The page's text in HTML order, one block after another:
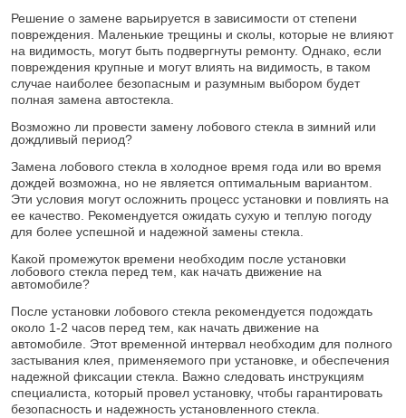
Решение о замене варьируется в зависимости от степени
повреждения. Маленькие трещины и сколы, которые не влияют
на видимость, могут быть подвергнуты ремонту. Однако, если
повреждения крупные и могут влиять на видимость, в таком
случае наиболее безопасным и разумным выбором будет
полная замена автостекла.
Возможно ли провести замену лобового стекла в зимний или
дождливый период?
Замена лобового стекла в холодное время года или во время
дождей возможна, но не является оптимальным вариантом.
Эти условия могут осложнить процесс установки и повлиять на
ее качество. Рекомендуется ожидать сухую и теплую погоду
для более успешной и надежной замены стекла.
Какой промежуток времени необходим после установки
лобового стекла перед тем, как начать движение на
автомобиле?
После установки лобового стекла рекомендуется подождать
около 1-2 часов перед тем, как начать движение на
автомобиле. Этот временной интервал необходим для полного
застывания клея, применяемого при установке, и обеспечения
надежной фиксации стекла. Важно следовать инструкциям
специалиста, который провел установку, чтобы гарантировать
безопасность и надежность установленного стекла.